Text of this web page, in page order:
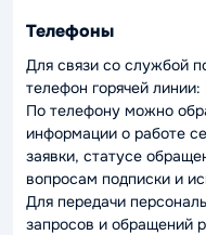
Телефоны
Для связи со службой
телефон горячей линии:
По телефону можно
информации о работе
заявки, статусе
вопросам подписки и
Для передачи
запросов и обращений